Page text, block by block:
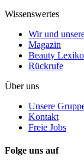
Wissenswertes
Wir und
Magazin
Beauty
Rückrufe
Über uns
Unsere
Kontakt
Freie Jobs
Folge uns auf